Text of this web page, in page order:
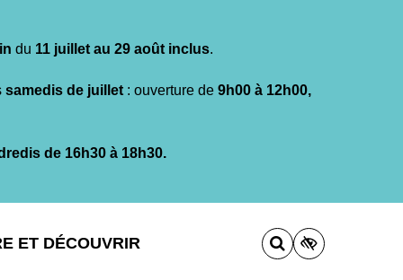
du 11 juillet au 29 août inclus.
samedis de juillet : ouverture de 9h00 à 12h00,
de 16h30 à 18h30.
ET DÉCOUVRIR